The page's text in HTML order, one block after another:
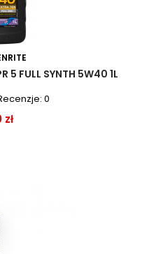
5 FULL SYNTH 5W40 1L
0